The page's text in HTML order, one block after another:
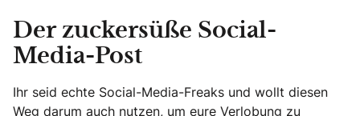
Der zuckersüße Social-
Media-Post
Ihr seid echte Social-Media-Freaks und wollt diesen
Weg darum auch nutzen, um eure Verlobung zu